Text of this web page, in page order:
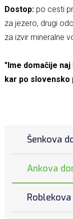
Dostop:po cesti
za jezero, drugi
za izvir mineralne
"Ime domačije
kar po slovensko
Šenkova
Ankova